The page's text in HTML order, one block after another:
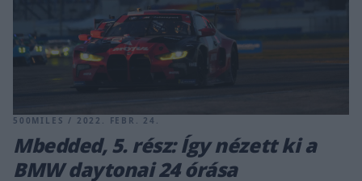
500MILES / 2022. FEBR. 24.
Mbedded, 5. rész: Így nézett ki a
BMW daytonai 24 órása